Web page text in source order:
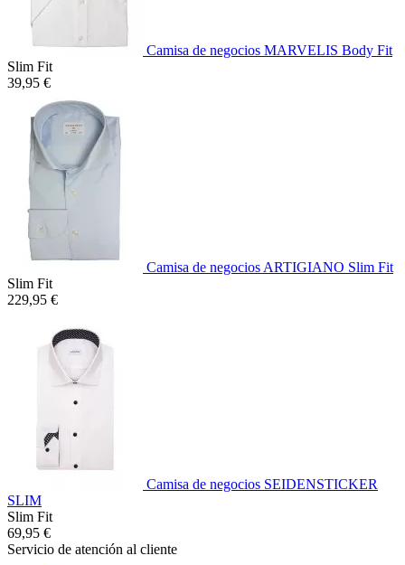
Camisa de negocios MARVELIS Body Fit
Slim Fit
39,95 €
Camisa de negocios ARTIGIANO Slim Fit
Slim Fit
229,95 €
Camisa de negocios SEIDENSTICKER
SLIM
Slim Fit
69,95 €
Servicio de atención al cliente